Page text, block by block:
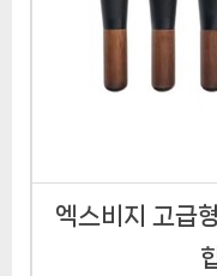
엑스비지 고급